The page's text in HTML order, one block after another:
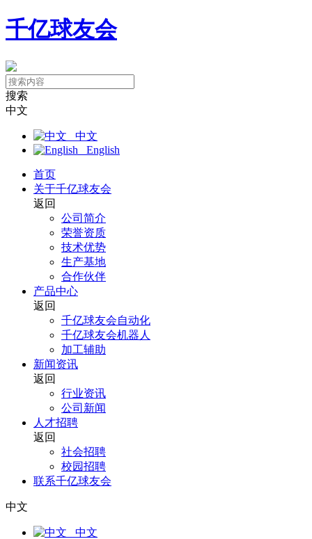
千亿球友会
搜索
中文
中文
English
首页
关于千亿球友会
返回
公司简介
荣誉资质
技术优势
生产基地
合作伙伴
产品中心
返回
千亿球友会自动化
千亿球友会机器人
加工辅助
新闻资讯
返回
行业资讯
公司新闻
人才招聘
返回
社会招聘
校园招聘
联系千亿球友会
中文
中文